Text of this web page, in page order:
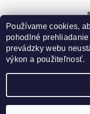
, všetky
Používame cookies,
pohodlné
prevádzky webu
výkon a použiteľnosť.